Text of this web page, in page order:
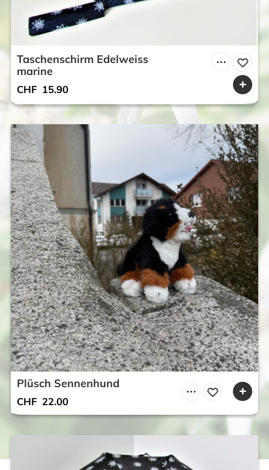
Taschenschirm Edelweiss
marine
CHF 15.90
Plüsch Sennenhund
CHF 22.00